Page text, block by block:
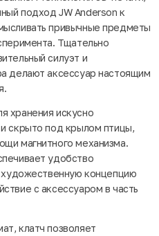
подход JW Anderson к
привычные предметы
Тщательно
силуэт и
делают аксессуар настоящим
хранения искусно
скрыто под крылом птицы,
магнитного механизма.
удобство
художественную концепцию
с аксессуаром в часть
клатч позволяет